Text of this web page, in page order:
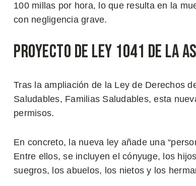
100 millas por hora, lo que resulta en la
con negligencia grave.
Proyecto de Ley 1041 de la
Tras la ampliación de la Ley de Derechos
Saludables, Familias Saludables, esta
permisos.
En concreto, la nueva ley añade una
Entre ellos, se incluyen el cónyuge, los
suegros, los abuelos, los nietos y los